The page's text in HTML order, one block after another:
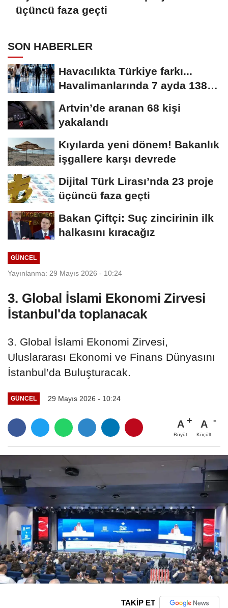
üçüncü faza geçti
SON HABERLER
Havacılıkta Türkiye farkı...
Havalimanlarında 7 ayda 138,7
Artvin’de aranan 68 kişi
yakalandı
Kıyılarda yeni dönem! Bakanlık
işgallere karşı devrede
Dijital Türk Lirası’nda 23 proje
üçüncü faza geçti
Bakan Çiftçi: Suç zincirinin ilk
halkasını kıracağız
GÜNCEL
Yayınlanma: 29 Mayıs 2026 - 10:24
3. Global İslami Ekonomi Zirvesi
İstanbul'da toplanacak
3. Global İslami Ekonomi Zirvesi,
Uluslararası Ekonomi ve Finans Dünyasını
İstanbul’da Buluşturacak.
GÜNCEL 29 Mayıs 2026 - 10:24
A
Büyüt
A
Küçült
TAKİP ET